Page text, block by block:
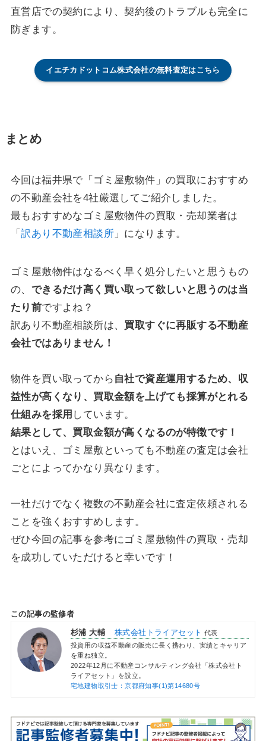
直営店での契約により、契約後のトラブルも完全に
防ぎます。
イエチカドットコム株式会社の無料査定はこちら
まとめ
今回は福井県で「ゴミ屋敷物件」の買取におすすめ
の不動産会社を4社厳選してご紹介しました。
最もおすすめなゴミ屋敷物件の買取・売却業者は
「訳あり不動産相談所」になります。
ゴミ屋敷物件はなるべく早く処分したいと思うもの
の、 できるだけ高く買い取って欲しいと思うのは当
たり前ですよね？
訳あり不動産相談所は、 買取すぐに再販する不動産
会社ではありません！
物件を買い取ってから 自社で資産運用するため、収
益性が高くなり、買取金額を上げても採算がとれる
仕組みを採用 しています。
結果として、買取金額が高くなるのが特徴です！
とはいえ、ゴミ屋敷といっても不動産の査定は会社
ごとによってかなり異なります。
一社だけでなく複数の不動産会社に査定依頼される
ことを強くおすすめします。
ぜひ今回の記事を参考にゴミ屋敷物件の買取・売却
を成功していただけると幸いです！
この記事の監修者
杉浦 大輔 株式会社トライアセット 代表
投資用の収益不動産の販売に長く携わり、実績とキャリア
を重ね独立。
2022年12月に不動産コンサルティング会社「株式会社ト
ライアセット」を設立。
宅地建物取引士：京都府知事(1)第14680号